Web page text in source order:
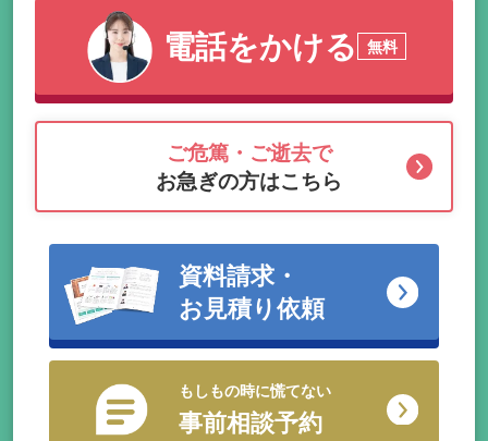
電話をかける 無料
ご危篤・ご逝去で
お急ぎの方はこちら
資料請求・
お見積り依頼
もしもの時に慌てない
事前相談予約